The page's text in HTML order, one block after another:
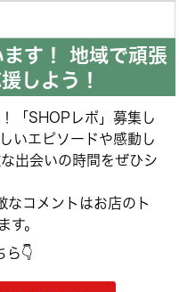
す！ 地域で頑張
しよう！
「SHOPレポ」募集し
いエピソードや感動し
出会いの時間をぜひシ
なコメントはお店のト
す。
ら👇